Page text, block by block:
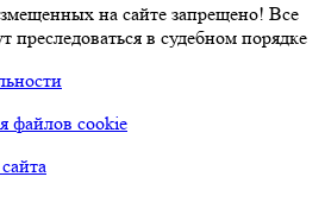
на сайте запрещено! Все
преследоваться в судебном порядке
файлов cookie